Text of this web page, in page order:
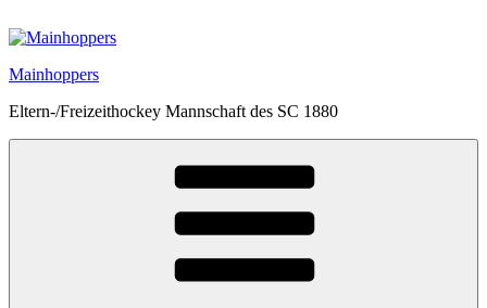
Inhalt
Mainhoppers
Eltern-/Freizeithockey Mannschaft des SC 1880